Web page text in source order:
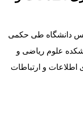
دانشگاه طی حکمی
علوم ریاضی و
و ارتباطات